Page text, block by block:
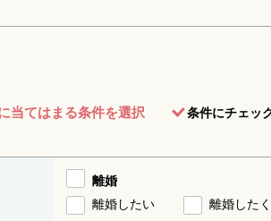
当てはまる条件を選択 条件にチェッ
離婚
離婚したい
離婚した